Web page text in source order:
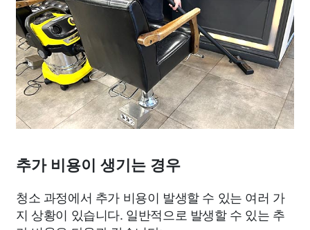
추가 비용이 생기는 경우
청소 과정에서 추가 비용이 발생할 수 있는 여러 가
지 상황이 있습니다. 일반적으로 발생할 수 있는 추